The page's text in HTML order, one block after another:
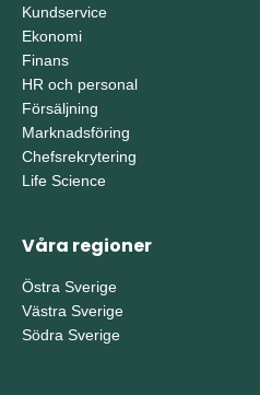
Kundservice
Ekonomi
Finans
HR och personal
Försäljning
Marknadsföring
Chefsrekrytering
Life Science
Våra regioner
Östra Sverige
Västra Sverige
Södra Sverige